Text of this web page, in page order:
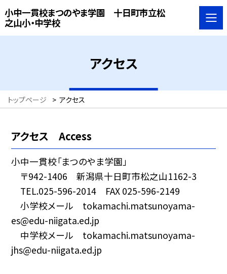
小中一貫校まつのやま学園 十日町市立松
之山小・中学校
アクセス
トップページ > アクセス
アクセス Access
小中一貫校「まつのやま学園」
〒942-1406 新潟県十日町市松之山1162-3
TEL.025-596-2014 FAX 025-596-2149
小学校メール tokamachi.matsunoyama-
es@edu-niigata.ed.jp
中学校メール tokamachi.matsunoyama-
jhs@edu-niigata.ed.jp